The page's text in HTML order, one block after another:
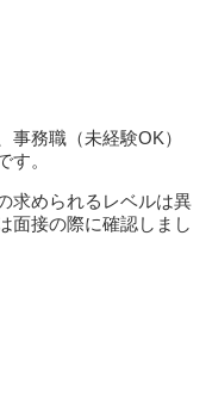
務職（未経験OK）
す。
求められるレベルは異
面接の際に確認しまし